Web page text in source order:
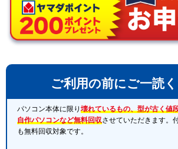
ご利用の前にご一読
パソコン本体に限り壊れているもの、型が古く値
自作パソコンなど無料回収させていただきます。
も無料回収対象です。